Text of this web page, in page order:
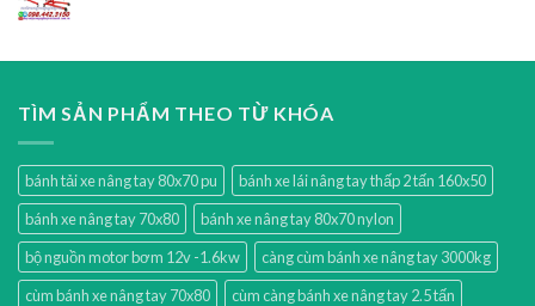
TÌM SẢN PHẨM THEO TỪ KHÓA
bánh tải xe nâng tay 80x70 pu
bánh xe lái nâng tay thấp 2 tấn 160x50
bánh xe nâng tay 70x80
bánh xe nâng tay 80x70 nylon
bộ nguồn motor bơm 12v -1.6kw
càng cùm bánh xe nâng tay 3000kg
cùm bánh xe nâng tay 70x80
cùm càng bánh xe nâng tay 2.5 tấn